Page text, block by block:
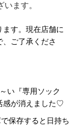
ます。
す。現在店舗に
ご了承くださ
い『専用ソック
感が消えました♡
保存すると日持ち